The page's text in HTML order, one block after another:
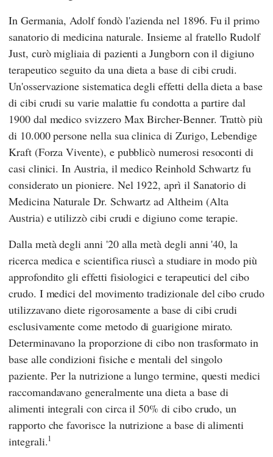
In Germania,Adolffondò l'azienda nel 1896. Fuil primo
sanatorio di medicina naturale. Insieme al fratelloRudolf
Just, curò migliaia di pazienti aJungborncon il digiuno
terapeutico seguito da una dieta a base di cibi crudi.
Un'osservazione sistematica degli effetti della dieta a base
di cibi crudi su varie malattie fu condotta a partire dal
1900 dal medico svizzero Max Bircher-Benner. Trattò più
di 10.000 persone nella sua clinica di Zurigo, Lebendige
Kraft (Forza Vivente), e pubblicò numerosi resoconti di
casi clinici. In Austria, il medicoReinhold Schwartz fu
considerato un pioniere. Nel 1922, aprì il Sanatorio di
Medicina Naturale Dr. Schwartz ad Altheim (Alta
Austria) e utilizzò cibi crudi e digiuno come terapie.
Dalla metà degli anni '20 alla metà degli anni '40, la
ricerca medica e scientifica riuscì a studiare in modo più
approfondito gli effetti fisiologici e terapeutici del cibo
crudo. I medici del movimento tradizionale del cibo crudo
utilizzavano diete rigorosamente a base di cibi crudi
esclusivamente come metodo di guarigione mirato.
Determinavano la proporzione di cibo non trasformato in
base alle condizioni fisiche e mentali del singolo
paziente. Per la nutrizione a lungo termine, questi medici
raccomandavano generalmente una dieta a base di
alimenti integrali con circa il 50% di cibo crudo, un
rapporto che favorisce la nutrizione a base di alimenti
integrali.1